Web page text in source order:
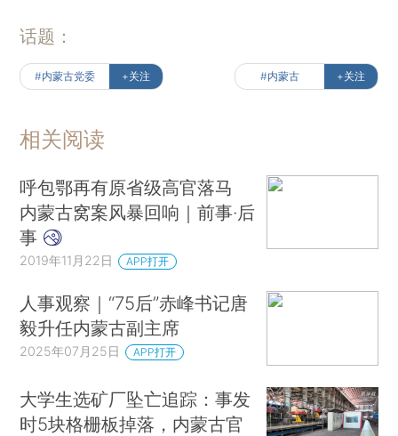
话题：
#内蒙古党委 +关注 #内蒙古 +关注
相关阅读
呼包鄂再有原省级高官落马
内蒙古窝案风暴回响｜前事·后
事
2019年11月22日 APP打开
人事观察｜“75后”赤峰书记唐
毅升任内蒙古副主席
2025年07月25日 APP打开
大学生选矿厂坠亡追踪：事发
时5块格栅板掉落，内蒙古官